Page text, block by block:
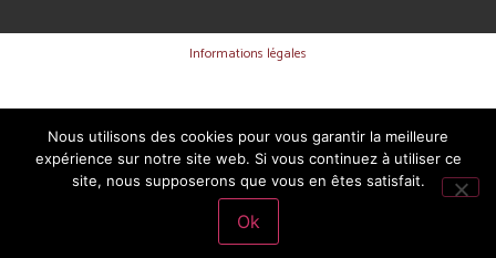
Informations légales
Dernière mise à jour 02/04/2026
Nous utilisons des cookies pour vous garantir la meilleure
expérience sur notre site web. Si vous continuez à utiliser ce
site, nous supposerons que vous en êtes satisfait.
Ok